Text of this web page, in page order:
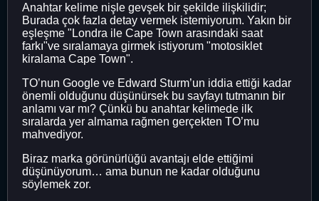
Anahtar kelime nişle gevşek bir şekilde ilişkilidir;
Burada çok fazla detay vermek istemiyorum. Yakın bir
eşleşme "Londra ile Cape Town arasındaki saat
farkı"ve sıralamaya girmek istiyorum "motosiklet
kiralama Cape Town".
TO’nun Google ve Edward Sturm’un iddia ettiği kadar
önemli olduğunu düşünürsek bu sayfayı tutmanın bir
anlamı var mı? Çünkü bu anahtar kelimede ilk
sıralarda yer almama rağmen gerçekten TO’mu
mahvediyor.
Biraz marka görünürlüğü avantajı elde ettiğimi
düşünüyorum… ama bunun ne kadar olduğunu
söylemek zor.